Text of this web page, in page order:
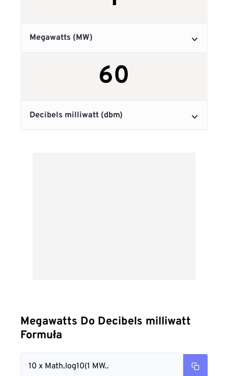
Megawatts Do Decibels milliwatt
Formuła
10 x Math.log10(1 MW..